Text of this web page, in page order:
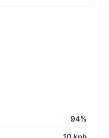
94%